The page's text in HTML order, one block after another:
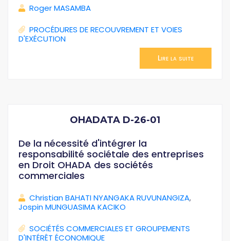
Roger MASAMBA
PROCÉDURES DE RECOUVREMENT ET VOIES
D'EXÉCUTION
Lire la suite
OHADATA D-26-01
De la nécessité d'intégrer la
responsabilité sociétale des entreprises
en Droit OHADA des sociétés
commerciales
Christian BAHATI NYANGAKA RUVUNANGIZA,
Jospin MUNGUASIMA KACIKO
SOCIÉTÉS COMMERCIALES ET GROUPEMENTS
D'INTÉRÊT ÉCONOMIQUE